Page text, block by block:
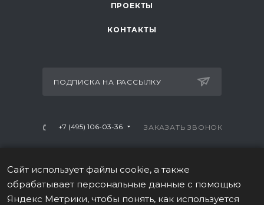
ПРОЕКТЫ
КОНТАКТЫ
ПОДПИСКА НА РАССЫЛКУ
+7 (495) 106-03-36 ЗАКАЗАТЬ ЗВОНОК
г. Москва, Варшавское ш., 28А, 1 этаж
Сайт использует файлы cookie, а также
обрабатывает персональные данные с помощью
Яндекс Метрики, чтобы понять, как используется